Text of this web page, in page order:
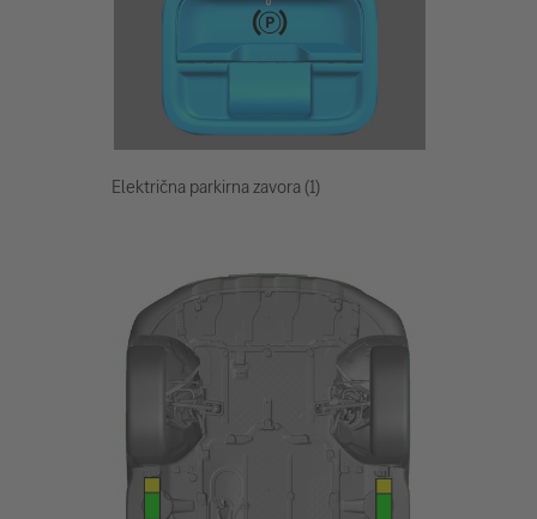
Električna parkirna zavora (1)